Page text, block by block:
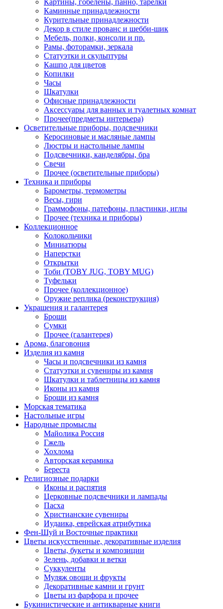
Каминные принадлежности
Курительные принадлежности
Декор в стиле прованс и шебби-шик
Мебель, полки, консоли и пр.
Рамы, фоторамки, зеркала
Статуэтки и скульптуры
Кашпо для цветов
Копилки
Часы
Шкатулки
Офисные принадлежности
Аксессуары для ванных и туалетных комнат
Прочее(предметы интерьера)
Осветительные приборы, подсвечники
Керосиновые и масляные лампы
Люстры и настольные лампы
Подсвечники, канделябры, бра
Свечи
Прочее (осветительные приборы)
Техника и приборы
Барометры, термометры
Весы, гири
Граммофоны, патефоны, пластинки, иглы
Прочее (техника и приборы)
Коллекционное
Колокольчики
Миниатюры
Наперстки
Открытки
Тоби (TOBY JUG, TOBY MUG)
Туфельки
Прочее (коллекционное)
Оружие реплика (реконструкция)
Украшения и галантерея
Броши
Сумки
Прочее (галантерея)
Арома, благовония
Изделия из камня
Часы и подсвечники из камня
Статуэтки и сувениры из камня
Шкатулки и таблетницы из камня
Иконы из камня
Броши из камня
Морская тематика
Настольные игры
Народные промыслы
Майолика Россия
Гжель
Хохлома
Авторская керамика
Береста
Религиозные подарки
Иконы и распятия
Церковные подсвечники и лампады
Пасха
Христианские сувениры
Иудаика, еврейская атрибутика
Фен-Шуй и Восточные практики
Цветы искусственные, декоративные изделия
Цветы, букеты и композиции
Зелень, добавки и ветки
Суккуленты
Муляж овощи и фрукты
Декоративные камни и грунт
Цветы из фарфора и прочее
Букинистические и антикварные книги